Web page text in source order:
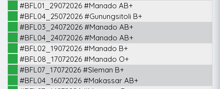
#BFL01_29072026 #Manado AB+
#BFL04_25072026 #Gunungsitoli B+
#BFL03_24072026 #Manado AB+
#BFL04_24072026 #Manado AB+
#BFL02_19072026 #Manado B+
#BFL08_17072026 #Manado O+
#BFL07_17072026 #Sleman B+
#BFL04_16072026 #Makassar AB+